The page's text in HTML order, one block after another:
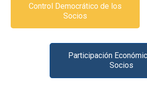
Control Democrático de los
Socios
Participación
Socios